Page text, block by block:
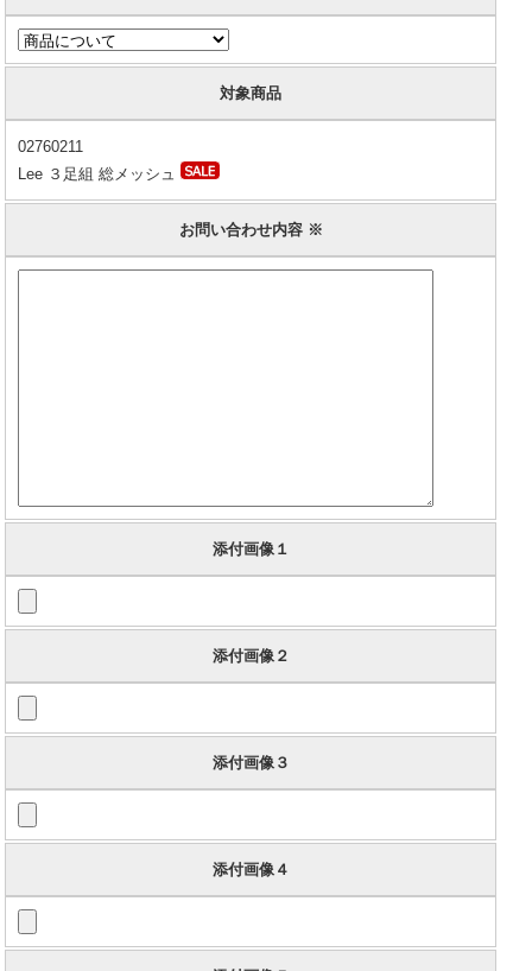
対象商品
02760211
Lee ３足組 総メッシュ
お問い合わせ内容 ※
添付画像１
添付画像２
添付画像３
添付画像４